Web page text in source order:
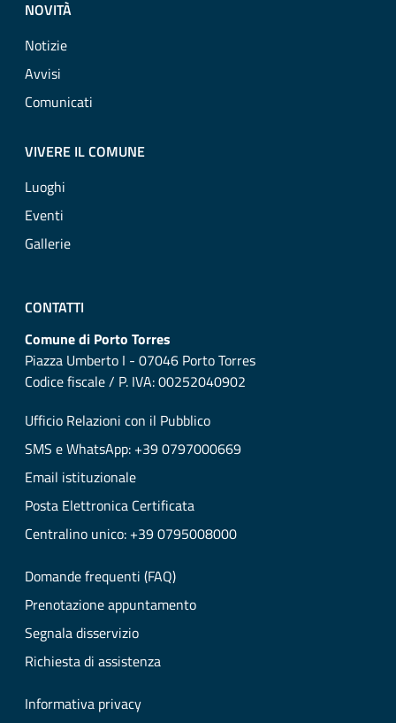
NOVITÀ
Notizie
Avvisi
Comunicati
VIVERE IL COMUNE
Luoghi
Eventi
Gallerie
CONTATTI
Comune di Porto Torres
Piazza Umberto I - 07046 Porto Torres
Codice fiscale / P. IVA: 00252040902
Ufficio Relazioni con il Pubblico
SMS e WhatsApp: +39 0797000669
Email istituzionale
Posta Elettronica Certificata
Centralino unico: +39 0795008000
Domande frequenti (FAQ)
Prenotazione appuntamento
Segnala disservizio
Richiesta di assistenza
Informativa privacy